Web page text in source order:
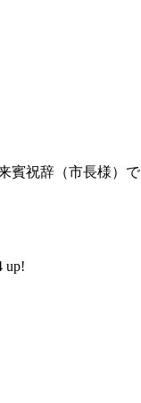
賓祝辞（市長様）で
up!